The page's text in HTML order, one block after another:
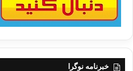
خبرنامه نوگرا